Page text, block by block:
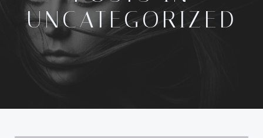
UNCATEGORIZED